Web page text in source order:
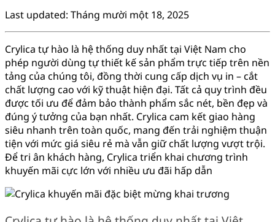
Last updated: Tháng mười một 18, 2025
Crylica tự hào là hệ thống duy nhất tại Việt Nam cho
phép người dùng tự thiết kế sản phẩm trực tiếp trên nền
tảng của chúng tôi, đồng thời cung cấp dịch vụ in – cắt
chất lượng cao với kỹ thuật hiện đại. Tất cả quy trình đều
được tối ưu để đảm bảo thành phẩm sắc nét, bền đẹp và
đúng ý tưởng của bạn nhất. Crylica cam kết giao hàng
siêu nhanh trên toàn quốc, mang đến trải nghiệm thuận
tiện với mức giá siêu rẻ mà vẫn giữ chất lượng vượt trội.
Để tri ân khách hàng, Crylica triển khai chương trình
khuyến mãi cực lớn với nhiều ưu đãi hấp dẫn